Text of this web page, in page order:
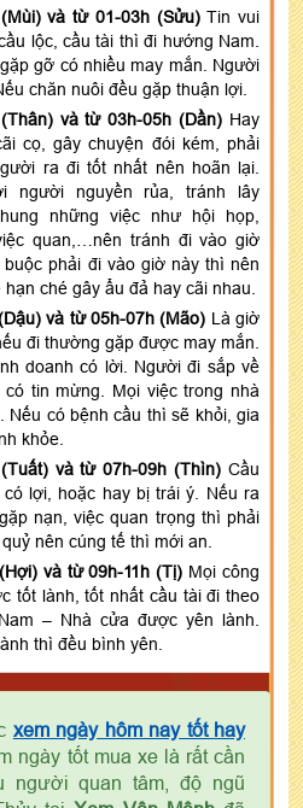
và từ 01-03h (Sửu) Tin vui
lộc, cầu tài thì đi hướng Nam.
gỡ có nhiều may mắn. Người
chăn nuôi đều gặp thuận lợi.
và từ 03h-05h (Dần) Hay
cọ, gây chuyện đói kém, phải
ra đi tốt nhất nên hoãn lại.
người nguyền rủa, tránh lây
những việc như hội họp,
quan,…nên tránh đi vào giờ
buộc phải đi vào giờ này thì nên
ché gây ẩu đả hay cãi nhau.
và từ 05h-07h (Mão) Là giờ
đi thường gặp được may mắn.
doanh có lời. Người đi sắp về
có tin mừng. Mọi việc trong nhà
Nếu có bệnh cầu thì sẽ khỏi, gia
khỏe.
và từ 07h-09h (Thìn) Cầu
lợi, hoặc hay bị trái ý. Nếu ra
nạn, việc quan trọng thì phải
nên cúng tế thì mới an.
và từ 09h-11h (Tị) Mọi công
tốt lành, tốt nhất cầu tài đi theo
– Nhà cửa được yên lành.
thì đều bình yên.
xem ngày hôm nay tốt hay
ngày tốt mua xe là rất cần
người quan tâm, độ ngũ